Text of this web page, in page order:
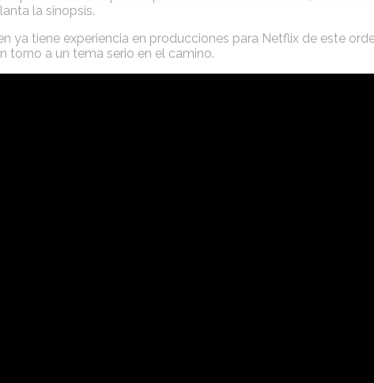
la sinopsis.
ya tiene experiencia en producciones para Netflix de este
torno a un tema serio en el camino.